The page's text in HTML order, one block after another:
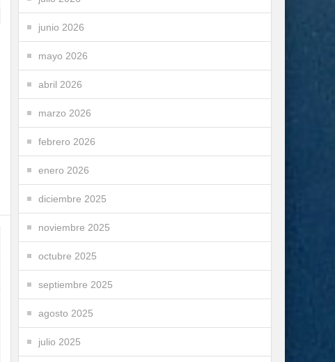
junio 2026
mayo 2026
abril 2026
marzo 2026
febrero 2026
enero 2026
diciembre 2025
noviembre 2025
octubre 2025
septiembre 2025
agosto 2025
julio 2025